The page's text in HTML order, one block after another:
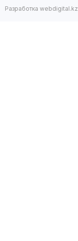
Разработка webdigital.kz